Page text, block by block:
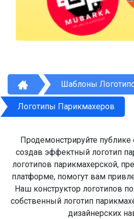
Шаблоны
Логотипы Парикмахеров
Продемонстрируйте
создав эффектный логотип
логотипов парикмахерской,
платформе, помогут вам
Наш конструктор логотипов
собственный логотип
дизайнерских